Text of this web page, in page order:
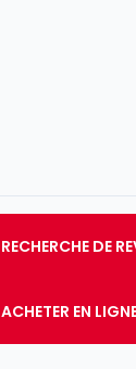
RECHERCHE DE
ACHETER EN